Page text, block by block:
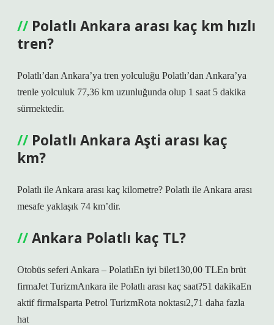
Polatlı Ankara arası kaç km hızlı
tren?
Polatlı’dan Ankara’ya tren yolculuğu Polatlı’dan Ankara’ya
trenle yolculuk 77,36 km uzunluğunda olup 1 saat 5 dakika
sürmektedir.
Polatlı Ankara Aşti arası kaç
km?
Polatlı ile Ankara arası kaç kilometre? Polatlı ile Ankara arası
mesafe yaklaşık 74 km’dir.
Ankara Polatlı kaç TL?
Otobüs seferi Ankara – PolatlıEn iyi bilet130,00 TLEn brüt
firmaJet TurizmAnkara ile Polatlı arası kaç saat?51 dakikaEn
aktif firmaIsparta Petrol TurizmRota noktası2,71 daha fazla
hat